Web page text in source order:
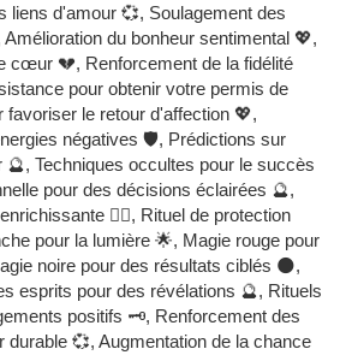
liens d'amour 💞, Soulagement des
du bonheur sentimental 💖,
cœur 💔, Renforcement de la fidélité
pour obtenir votre permis de
favoriser le retour d'affection 💖,
négatives 🛡️, Prédictions sur
Techniques occultes pour le succès
pour des décisions éclairées 🔮,
🧙‍♂️, Rituel de protection
pour la lumière 🌟, Magie rouge pour
noire pour des résultats ciblés 🌑,
esprits pour des révélations 🔮, Rituels
positifs 🗝️, Renforcement des
durable 💞, Augmentation de la chance